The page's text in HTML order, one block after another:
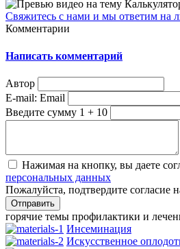
Свяжитесь с нами и мы ответим на
Комментарии
Написать комментарий
Автор
E-mail: Email
Введите сумму 1 + 10
Нажимая на кнопку, вы даете
персональных данных
Пожалуйста, подтвердите согласие
горячие темы профилактики и
Инсеминация
Искусственное